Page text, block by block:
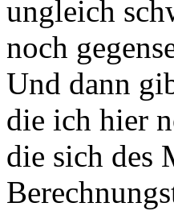
ungleich
noch
Und dann
die ich hier
die sich des